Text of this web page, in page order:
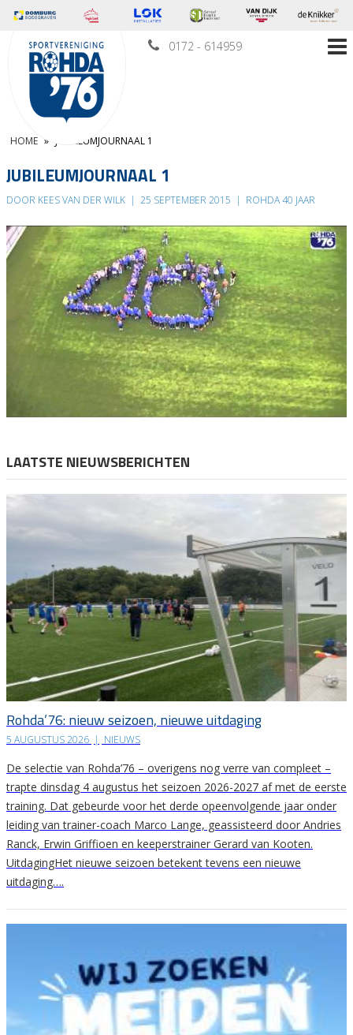
0172 - 614959
HOME » JUBILEUMJOURNAAL 1
JUBILEUMJOURNAAL 1
DOOR KEES VAN DER WILK | 25 SEPTEMBER 2015 | ROHDA 40 JAAR
LAATSTE NIEUWSBERICHTEN
Rohda’76: nieuw seizoen, nieuwe uitdaging
5 AUGUSTUS 2026 | NIEUWS
De selectie van Rohda’76 – overigens nog verre van compleet –
trapte dinsdag 4 augustus het seizoen 2026-2027 af met de eerste
training. Dat gebeurde voor het derde opeenvolgende jaar onder
leiding van trainer-coach Marco Lange, geassisteerd door Andries
Ranck, Erwin Griffioen en keeperstrainer Gerard van Kooten.
UitdagingHet nieuwe seizoen betekent tevens een nieuwe
uitdaging….